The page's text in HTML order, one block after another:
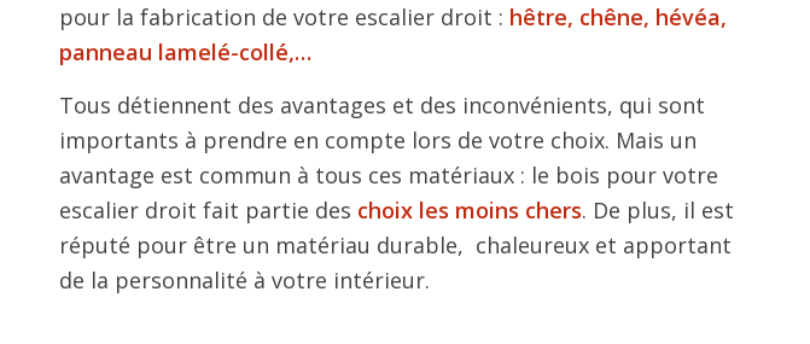
pour la fabrication de votre escalier droit : hêtre, chêne, hévéa,
panneau lamelé-collé,…
Tous détiennent des avantages et des inconvénients, qui sont
importants à prendre en compte lors de votre choix. Mais un
avantage est commun à tous ces matériaux : le bois pour votre
escalier droit fait partie des choix les moins chers. De plus, il est
réputé pour être un matériau durable, chaleureux et apportant
de la personnalité à votre intérieur.